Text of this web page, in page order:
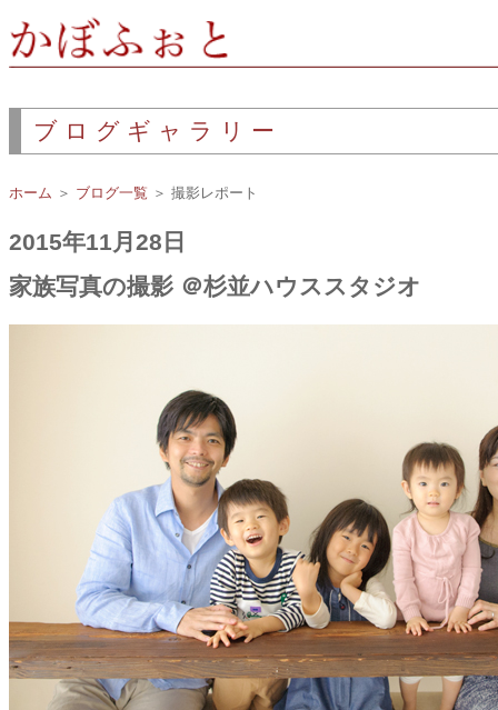
ブログギャラリー
ホーム ＞ ブログ一覧 ＞ 撮影レポート
2015年11月28日
家族写真の撮影 ＠杉並ハウススタジオ